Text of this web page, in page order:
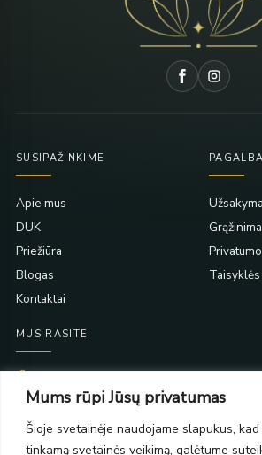
Mums rūpi Jūsų privatumas
Šioje svetainėje naudojame slapukus,
tinkamą svetainės veikimą, galėtume
SUSIPAŽINKIME
Apie mus
DUK
Priežiūra
Blogas
Kontaktai
PAGALBA
Taisyklės
MUS RASITE
PC Molas, Klaipėda
PC BIG 2, Klaipėda
Šilutės pl. 35